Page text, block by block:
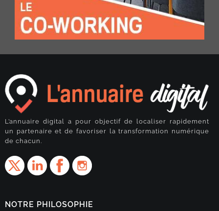
L’annuaire digital a pour objectif de localiser rapidement
un partenaire et de favoriser la transformation numérique
de chacun.
NOTRE PHILOSOPHIE